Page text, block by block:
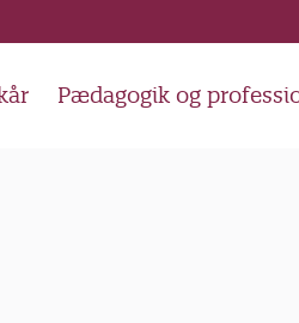
Pædagogik og